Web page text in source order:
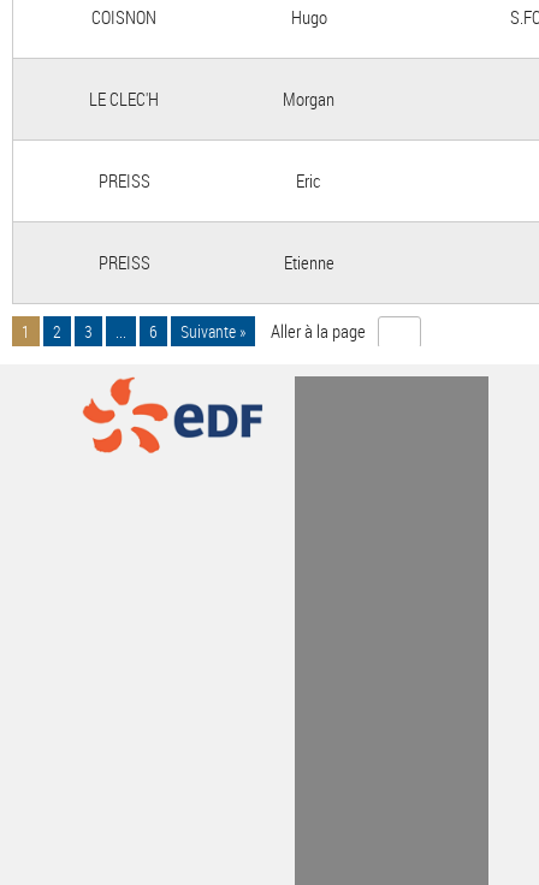
COISNON Hugo
LE CLEC'H Morgan
PREISS Eric
PREISS Etienne
1 2 3 ... 6 Suivante » Aller à la page